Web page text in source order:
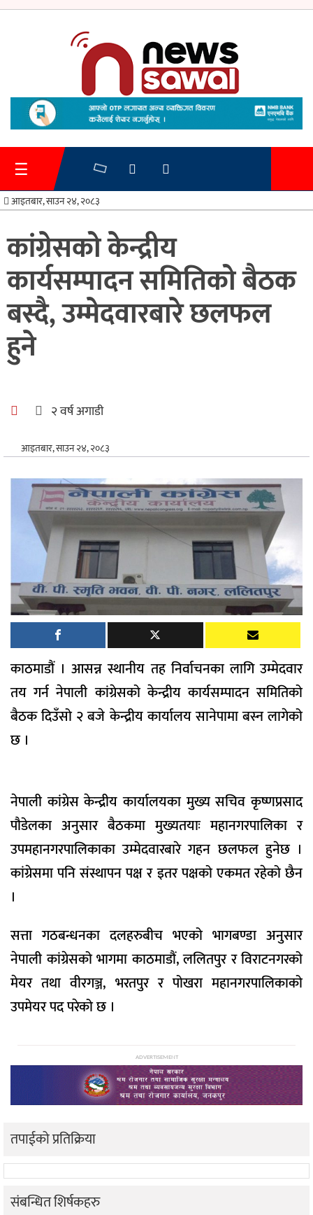
गृहपृष्ठ
समाचार
प्रशासन
स्वास्थ्य/
शिक्षा
मनोरन्जन
अन्तर्राष्ट्रिय
☰
आइतबार, साउन २४, २०८३
कांग्रेसको केन्द्रीय
कार्यसम्पादन समितिको बैठक
बस्दै, उम्मेदवारबारे छलफल
हुने
२ वर्ष अगाडी
आइतबार, साउन २४, २०८३
काठमाडौं । आसन्न स्थानीय तह निर्वाचनका लागि उम्मेदवार
तय गर्न नेपाली कांग्रेसको केन्द्रीय कार्यसम्पादन समितिको
बैठक दिउँसो २ बजे केन्द्रीय कार्यालय सानेपामा बस्न लागेको
छ ।
नेपाली कांग्रेस केन्द्रीय कार्यालयका मुख्य सचिव कृष्णप्रसाद
पौडेलका अनुसार बैठकमा मुख्यतयाः महानगरपालिका र
उपमहानगरपालिकाका उम्मेदवारबारे गहन छलफल हुनेछ ।
कांग्रेसमा पनि संस्थापन पक्ष र इतर पक्षको एकमत रहेको छैन
।
सत्ता गठबन्धनका दलहरुबीच भएको भागबण्डा अनुसार
नेपाली कांग्रेसको भागमा काठमाडौं, ललितपुर र विराटनगरको
मेयर तथा वीरगञ्ज, भरतपुर र पोखरा महानगरपालिकाको
उपमेयर पद परेको छ ।
ADVERTISEMENT
तपाईको प्रतिक्रिया
संबन्धित शिर्षकहरु